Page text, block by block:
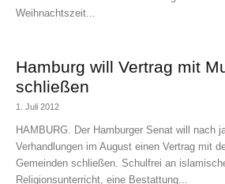
Weihnachtszeit...
Hamburg will Vertrag mit
schließen
1. Juli 2012
HAMBURG. Der Hamburger Senat will nach
Verhandlungen im August einen Vertrag mit
Gemeinden schließen. Schulfrei an
Religionsunterricht, eine Bestattung...